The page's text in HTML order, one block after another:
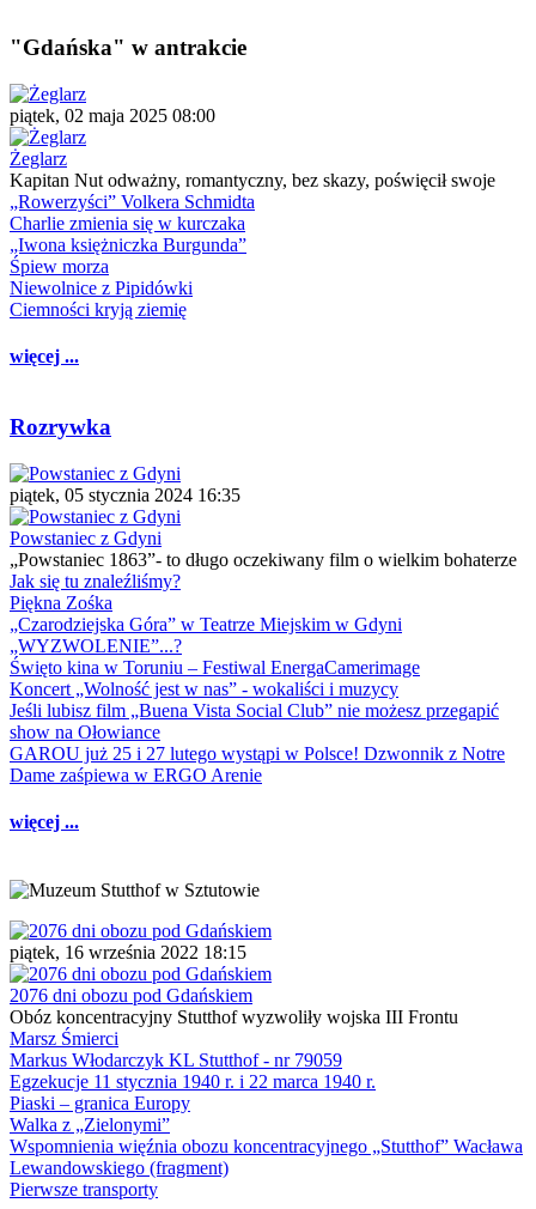
"Gdańska" w antrakcie
piątek, 02 maja 2025 08:00
Żeglarz
Kapitan Nut odważny, romantyczny, bez skazy, poświęcił swoje
„Rowerzyści” Volkera Schmidta
Charlie zmienia się w kurczaka
„Iwona księżniczka Burgunda”
Śpiew morza
Niewolnice z Pipidówki
Ciemności kryją ziemię
więcej ...
Rozrywka
piątek, 05 stycznia 2024 16:35
Powstaniec z Gdyni
„Powstaniec 1863”- to długo oczekiwany film o wielkim bohaterze
Jak się tu znaleźliśmy?
Piękna Zośka
„Czarodziejska Góra” w Teatrze Miejskim w Gdyni
„WYZWOLENIE”...?
Święto kina w Toruniu – Festiwal EnergaCamerimage
Koncert „Wolność jest w nas” - wokaliści i muzycy
Jeśli lubisz film „Buena Vista Social Club” nie możesz przegapić
show na Ołowiance
GAROU już 25 i 27 lutego wystąpi w Polsce! Dzwonnik z Notre
Dame zaśpiewa w ERGO Arenie
więcej ...
piątek, 16 września 2022 18:15
2076 dni obozu pod Gdańskiem
Obóz koncentracyjny Stutthof wyzwoliły wojska III Frontu
Marsz Śmierci
Markus Włodarczyk KL Stutthof - nr 79059
Egzekucje 11 stycznia 1940 r. i 22 marca 1940 r.
Piaski – granica Europy
Walka z „Zielonymi”
Wspomnienia więźnia obozu koncentracyjnego „Stutthof” Wacława
Lewandowskiego (fragment)
Pierwsze transporty